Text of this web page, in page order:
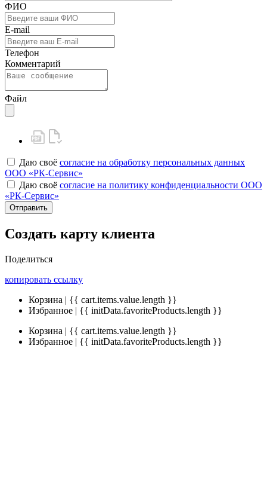
ФИО
E-mail
Телефон
Комментарий
Файл
Даю своё согласие на обработку персональных данных
ООО «РК-Сервис»
Даю своё согласие на политику конфиденциальности ООО
«РК-Сервис»
Отправить
Создать карту клиента
Поделиться
копировать ссылку
Корзина | {{ cart.items.value.length }}
Избранное | {{ initData.favoriteProducts.length }}
Корзина | {{ cart.items.value.length }}
Избранное | {{ initData.favoriteProducts.length }}